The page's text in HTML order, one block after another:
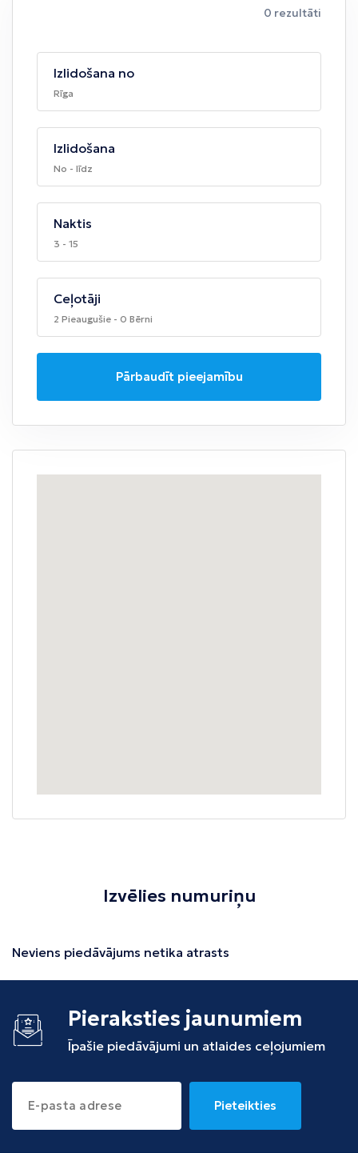
0 rezultāti
Izlidošana no
Rīga
Izlidošana
No - līdz
Naktis
3 - 15
Ceļotāji
2 Pieaugušie - 0 Bērni
Pārbaudīt pieejamību
Izvēlies numuriņu
Neviens piedāvājums netika atrasts
Pieraksties jaunumiem
Īpašie piedāvājumi un atlaides ceļojumiem
Pieteikties